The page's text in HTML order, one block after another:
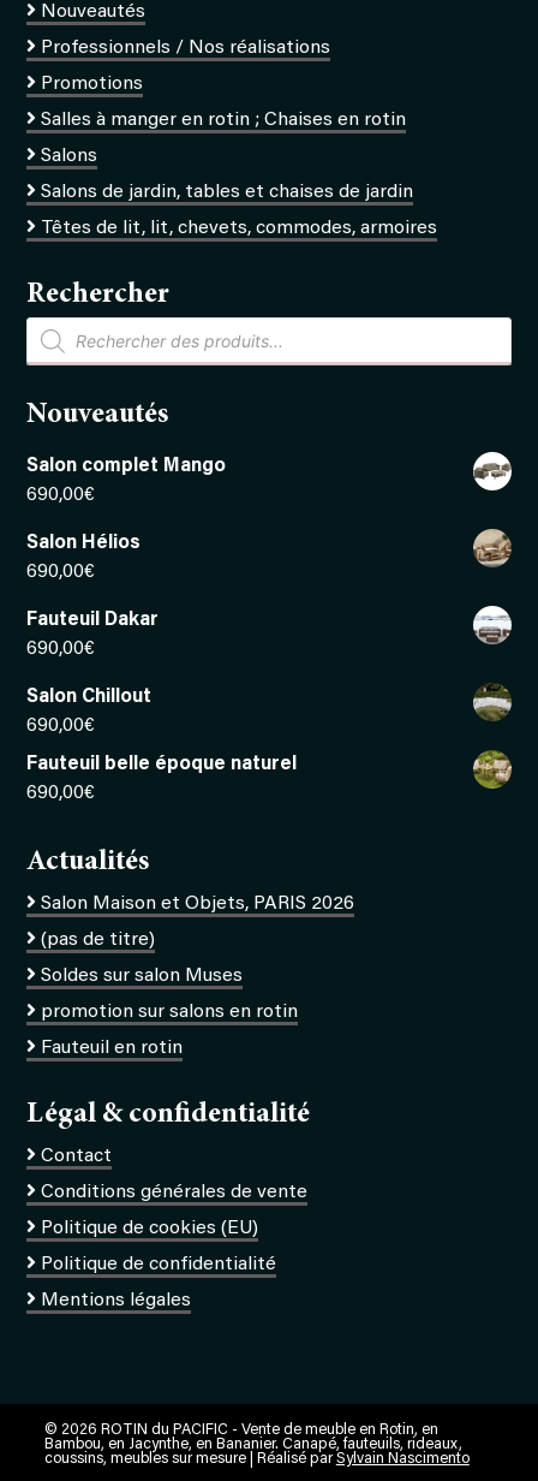
Nouveautés
Professionnels / Nos réalisations
Promotions
Salles à manger en rotin ; Chaises en rotin
Salons
Salons de jardin, tables et chaises de jardin
Têtes de lit, lit, chevets, commodes, armoires
Rechercher
Recherche
de
produits
Nouveautés
Salon complet Mango
690,00€
Salon Hélios
690,00€
Fauteuil Dakar
690,00€
Salon Chillout
690,00€
Fauteuil belle époque naturel
690,00€
Actualités
Salon Maison et Objets, PARIS 2026
(pas de titre)
Soldes sur salon Muses
promotion sur salons en rotin
Fauteuil en rotin
Légal & confidentialité
Contact
Conditions générales de vente
Politique de cookies (EU)
Politique de confidentialité
Mentions légales
© 2026 ROTIN du PACIFIC - Vente de meuble en Rotin, en
Bambou, en Jacynthe, en Bananier. Canapé, fauteuils, rideaux,
coussins, meubles sur mesure | Réalisé parSylvain Nascimento